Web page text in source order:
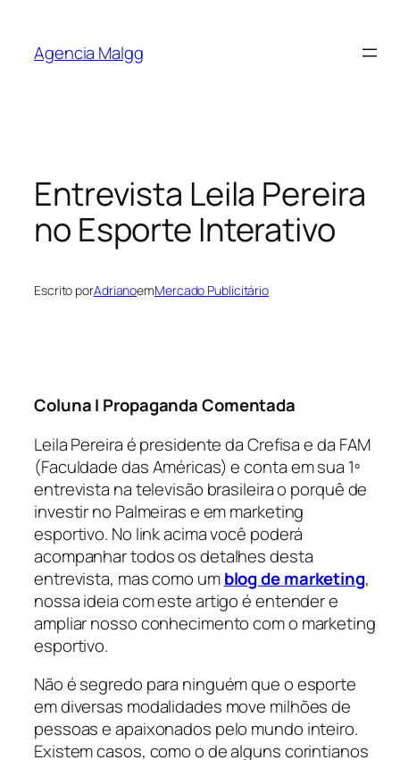
Agencia Malgg
Entrevista Leila Pereira
no Esporte Interativo
Escrito porAdrianoemMercado Publicitário
Coluna I Propaganda Comentada
Leila Pereira é presidente da Crefisa e da FAM
(Faculdade das Américas) e conta em sua 1º
entrevista na televisão brasileira o porquê de
investir no Palmeiras e em marketing
esportivo. No link acima você poderá
acompanhar todos os detalhes desta
entrevista, mas como umblog de marketing,
nossa ideia com este artigo é entender e
ampliar nosso conhecimento com o marketing
esportivo.
Não é segredo para ninguém que o esporte
em diversas modalidades move milhões de
pessoas e apaixonados pelo mundo inteiro.
Existem casos, como o de alguns corintianos